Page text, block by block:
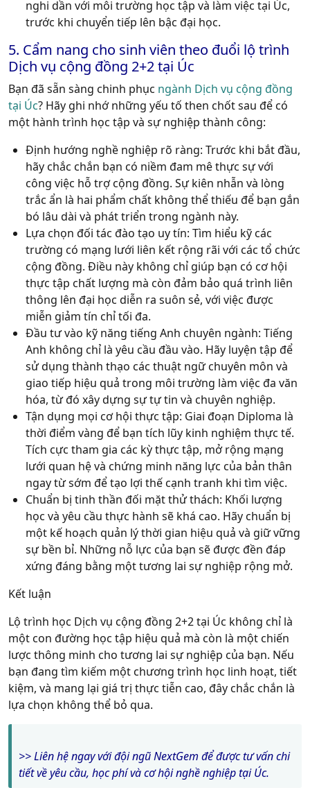
nghi dần với môi trường học tập và làm việc tại Úc,
trước khi chuyển tiếp lên bậc đại học.
5. Cẩm nang cho sinh viên theo đuổi lộ trình
Dịch vụ cộng đồng 2+2 tại Úc
Bạn đã sẵn sàng chinh phục ngành Dịch vụ cộng đồng
tại Úc? Hãy ghi nhớ những yếu tố then chốt sau để có
một hành trình học tập và sự nghiệp thành công:
Định hướng nghề nghiệp rõ ràng: Trước khi bắt đầu,
hãy chắc chắn bạn có niềm đam mê thực sự với
công việc hỗ trợ cộng đồng. Sự kiên nhẫn và lòng
trắc ẩn là hai phẩm chất không thể thiếu để bạn gắn
bó lâu dài và phát triển trong ngành này.
Lựa chọn đối tác đào tạo uy tín: Tìm hiểu kỹ các
trường có mạng lưới liên kết rộng rãi với các tổ chức
cộng đồng. Điều này không chỉ giúp bạn có cơ hội
thực tập chất lượng mà còn đảm bảo quá trình liên
thông lên đại học diễn ra suôn sẻ, với việc được
miễn giảm tín chỉ tối đa.
Đầu tư vào kỹ năng tiếng Anh chuyên ngành: Tiếng
Anh không chỉ là yêu cầu đầu vào. Hãy luyện tập để
sử dụng thành thạo các thuật ngữ chuyên môn và
giao tiếp hiệu quả trong môi trường làm việc đa văn
hóa, từ đó xây dựng sự tự tin và chuyên nghiệp.
Tận dụng mọi cơ hội thực tập: Giai đoạn Diploma là
thời điểm vàng để bạn tích lũy kinh nghiệm thực tế.
Tích cực tham gia các kỳ thực tập, mở rộng mạng
lưới quan hệ và chứng minh năng lực của bản thân
ngay từ sớm để tạo lợi thế cạnh tranh khi tìm việc.
Chuẩn bị tinh thần đối mặt thử thách: Khối lượng
học và yêu cầu thực hành sẽ khá cao. Hãy chuẩn bị
một kế hoạch quản lý thời gian hiệu quả và giữ vững
sự bền bỉ. Những nỗ lực của bạn sẽ được đền đáp
xứng đáng bằng một tương lai sự nghiệp rộng mở.
Kết luận
Lộ trình học Dịch vụ cộng đồng 2+2 tại Úc không chỉ là
một con đường học tập hiệu quả mà còn là một chiến
lược thông minh cho tương lai sự nghiệp của bạn. Nếu
bạn đang tìm kiếm một chương trình học linh hoạt, tiết
kiệm, và mang lại giá trị thực tiễn cao, đây chắc chắn là
lựa chọn không thể bỏ qua.
>> Liên hệ ngay với đội ngũ NextGem để được tư vấn chi
tiết về yêu cầu, học phí và cơ hội nghề nghiệp tại Úc.